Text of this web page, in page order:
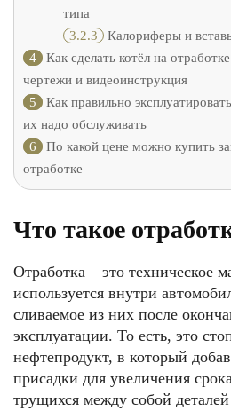
типа
3.2.3
Калориферы и
4
Как сделать котёл на
чертежи и видеоинструкция
5
Как правильно
их надо обслуживать
6
По какой цене можно купить
отработке
Что такое
Отработка – это техническое
используется внутри
сливаемое из них после
эксплуатации. То есть, это
нефтепродукт, в который
присадки для увеличения
трущихся между собой